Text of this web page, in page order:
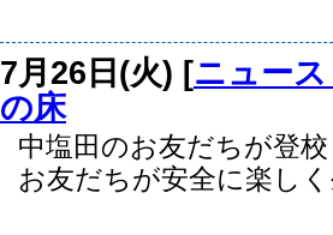
7月26日(火) [ニュー
の床
中塩田のお友だちが登
お友だちが安全に楽し